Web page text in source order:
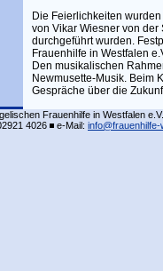
Die Feierlichkeiten
von Vikar Wiesner von
durchgeführt wurden.
Frauenhilfe in Westfalen
Den musikalischen
Newmusette-Musik. Beim
Gespräche über die
Frauenhilfe in Westfalen e.V.
4026 e-Mail: